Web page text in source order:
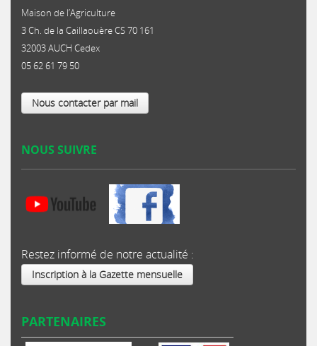
Maison de l’Agriculture
3 Ch. de la Caillaouère CS 70 161
32003 AUCH Cedex
05 62 61 79 50
Nous contacter par mail
NOUS SUIVRE
Restez informé de notre actualité :
Inscription à la Gazette mensuelle
PARTENAIRES